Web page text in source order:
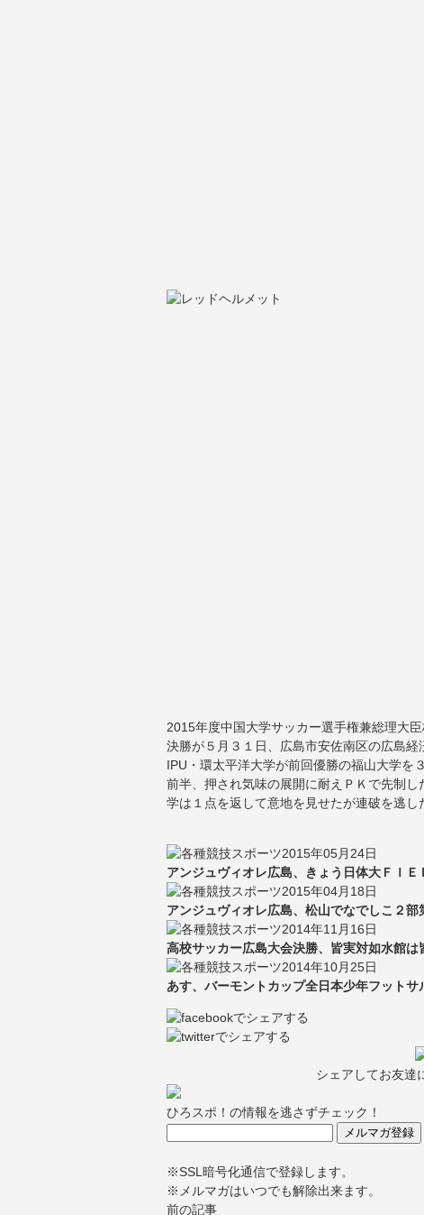
2015年度中国大学サッカー選手権兼総理大
決勝が５月３１日、広島市安佐南区の広島
IPU・環太平洋大学が前回優勝の福山大学を
前半、押され気味の展開に耐えＰＫで先制
学は１点を返して意地を見せたが連破を逃し
2015年05月24日
アンジュヴィオレ広島、きょう日体大ＦＩＥ
2015年04月18日
アンジュヴィオレ広島、松山でなでしこ２部
2014年11月16日
高校サッカー広島大会決勝、皆実対如水館は
2014年10月25日
あす、バーモントカップ全日本少年フットサ
シェアしてお友達
ひろスポ！の情報を逃さずチェック！
※SSL暗号化通信で登録します。
※メルマガはいつでも解除出来ます。
前の記事